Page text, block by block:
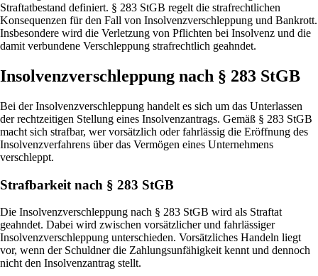
Straftatbestand definiert. § 283 StGB regelt die strafrechtlichen
Konsequenzen für den Fall von Insolvenzverschleppung und Bankrott.
Insbesondere wird die Verletzung von Pflichten bei Insolvenz und die
damit verbundene Verschleppung strafrechtlich geahndet.
Insolvenzverschleppung nach § 283 StGB
Bei der Insolvenzverschleppung handelt es sich um das Unterlassen
der rechtzeitigen Stellung eines Insolvenzantrags. Gemäß § 283 StGB
macht sich strafbar, wer vorsätzlich oder fahrlässig die Eröffnung des
Insolvenzverfahrens über das Vermögen eines Unternehmens
verschleppt.
Strafbarkeit nach § 283 StGB
Die Insolvenzverschleppung nach § 283 StGB wird als Straftat
geahndet. Dabei wird zwischen vorsätzlicher und fahrlässiger
Insolvenzverschleppung unterschieden. Vorsätzliches Handeln liegt
vor, wenn der Schuldner die Zahlungsunfähigkeit kennt und dennoch
nicht den Insolvenzantrag stellt.